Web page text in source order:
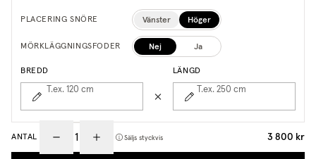
PLACERING SNÖRE Vänster Höger
MÖRKLÄGGNINGSFODER Nej Ja
BREDD
T.ex. 120 cm
LÄNGD
T.ex. 250 cm
ANTAL Säljs styckvis 3 800 kr